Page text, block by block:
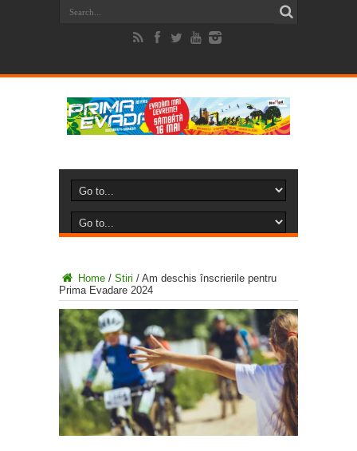
Home / Stiri / Am deschis înscrierile pentru
Prima Evadare 2024